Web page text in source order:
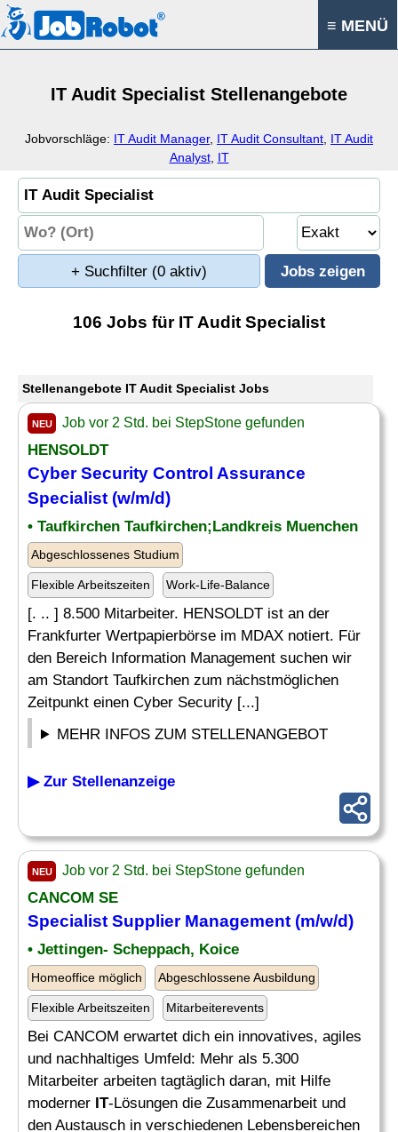
≡ MENÜ
IT Audit Specialist Stellenangebote
Jobvorschläge: IT Audit Manager, IT Audit Consultant IT Audit
Analyst, IT
+ Suchfilter (0 aktiv)
106 Jobs für IT Audit Specialist
Stellenangebote IT Audit Specialist Jobs
NEU Job vor 2 Std. bei StepStone gefunden
HENSOLDT
Cyber Security Control Assurance
Specialist (w/m/d)
• Taufkirchen Taufkirchen;Landkreis Muenchen
Abgeschlossenes Studium
Flexible Arbeitszeiten Work-Life-Balance
[. .. ] 8.500 Mitarbeiter. HENSOLDT ist an der
Frankfurter Wertpapierbörse im MDAX notiert. Für
den Bereich Information Management suchen wir
am Standort Taufkirchen zum nächstmöglichen
Zeitpunkt einen Cyber Security [...]
MEHR INFOS ZUM STELLENANGEBOT
▶ Zur Stellenanzeige
NEU Job vor 2 Std. bei StepStone gefunden
CANCOM SE
Specialist Supplier Management (m/w/d)
• Jettingen- Scheppach, Koice
Homeoffice möglich Abgeschlossene Ausbildung
Flexible Arbeitszeiten Mitarbeiterevents
Bei CANCOM erwartet dich ein innovatives, agiles
und nachhaltiges Umfeld: Mehr als 5.300
Mitarbeiter arbeiten tagtäglich daran, mit Hilfe
moderner IT-Lösungen die Zusammenarbeit und
den Austausch in verschiedenen Lebensbereichen